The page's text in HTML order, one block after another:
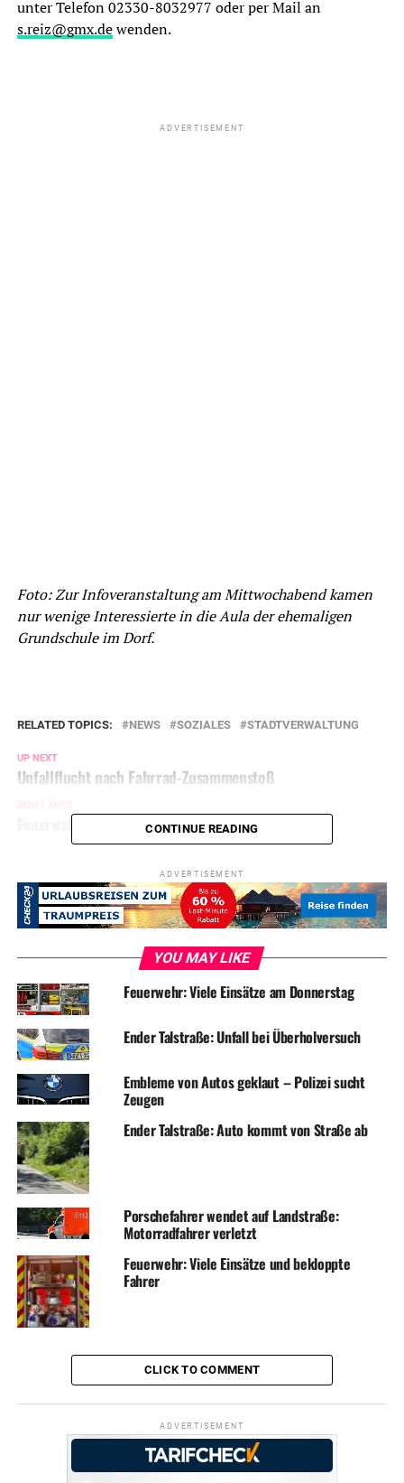
unter Telefon 02330-8032977 oder per Mail an
s.reiz@gmx.dewenden.
ADVERTISEMENT
Foto: Zur Infoveranstaltung am Mittwochabend kamen
nur wenige Interessierte in die Aula der ehemaligen
Grundschule im Dorf.
RELATED TOPICS: NEWS SOZIALES STADTVERWALTUNG
UP NEXT
Unfallflucht nach Fahrrad-Zusammenstoß
Feuerwehr: Lange Ölspur sorgt für reichlich Arbeit
CONTINUE READING
ADVERTISEMENT
YOU MAY LIKE
Feuerwehr: Viele Einsätze am Donnerstag
Ender Talstraße: Unfall bei Überholversuch
Embleme von Autos geklaut – Polizei sucht
Zeugen
Ender Talstraße: Auto kommt von Straße ab
Porschefahrer wendet auf Landstraße:
Motorradfahrer verletzt
Feuerwehr: Viele Einsätze und bekloppte
Fahrer
CLICK TO COMMENT
ADVERTISEMENT